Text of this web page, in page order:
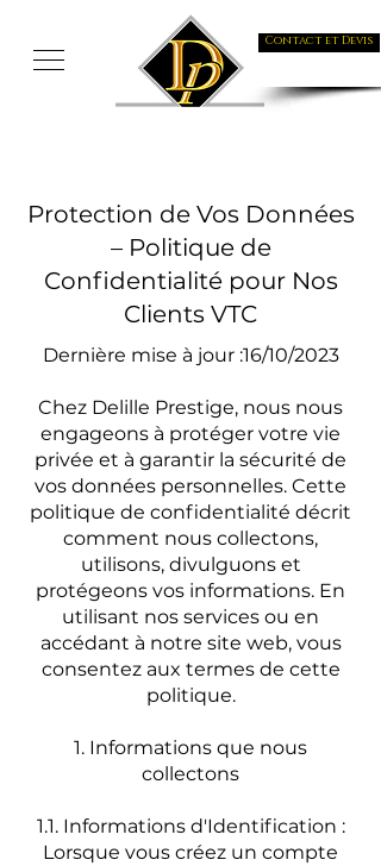
Contact et Devis
Protection de Vos Données
– Politique de
Confidentialité pour Nos
Clients VTC
Dernière mise à jour :16/10/2023
Chez Delille Prestige, nous nous
engageons à protéger votre vie
privée et à garantir la sécurité de
vos données personnelles. Cette
politique de confidentialité décrit
comment nous collectons,
utilisons, divulguons et
protégeons vos informations. En
utilisant nos services ou en
accédant à notre site web, vous
consentez aux termes de cette
politique.
1. Informations que nous
collectons
1.1. Informations d'Identification :
Lorsque vous créez un compte